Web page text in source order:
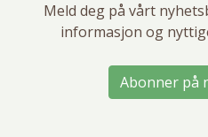
Meld deg på vårt
informasjon og
Abonner på